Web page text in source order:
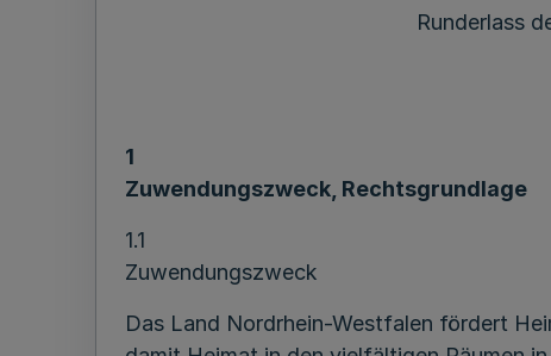
Runderlass
1
Zuwendungszweck, Rechtsgrundlage
1.1
Zuwendungszweck
Das Land Nordrhein-Westfalen fördert